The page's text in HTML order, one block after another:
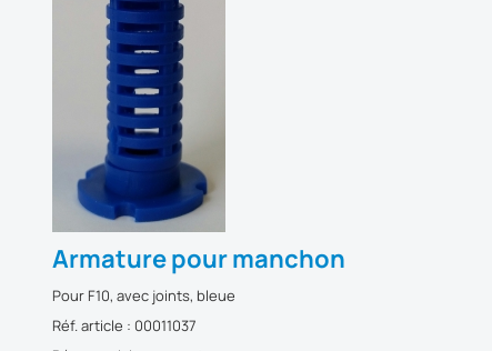
Armature pour manchon
Pour F10, avec joints, bleue
Réf. article : 00011037